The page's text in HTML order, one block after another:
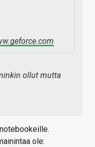
ollut mutta
ole: